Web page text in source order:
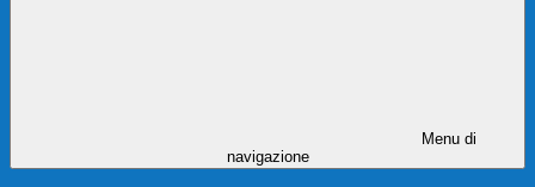
Menu di
navigazione